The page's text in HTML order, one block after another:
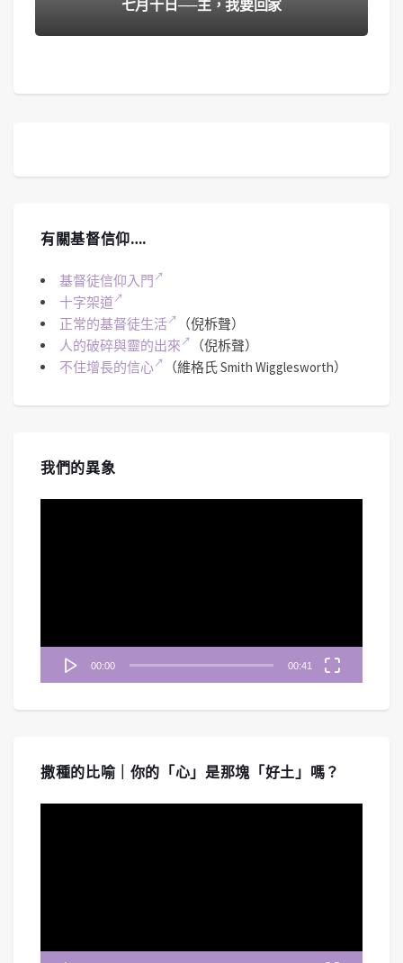
七月十日──主，我要回家
有關基督信仰….
基督徒信仰入門
十字架道
正常的基督徒生活
（倪柝聲）
人的破碎與靈的出來
（倪柝聲）
不住增長的信心
（維格氏 Smith Wigglesworth）
我們的異象
00:00 00:41
撒種的比喻｜你的「心」是那塊「好土」嗎？